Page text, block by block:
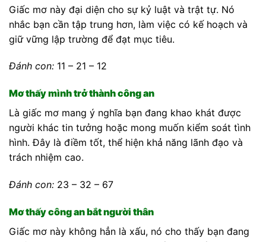
Giấc mơ này đại diện cho sự kỷ luật và trật tự. Nó
nhắc bạn cần tập trung hơn, làm việc có kế hoạch và
giữ vững lập trường để đạt mục tiêu.
Đánh con: 11 – 21 – 12
Mơ thấy mình trở thành công an
Là giấc mơ mang ý nghĩa bạn đang khao khát được
người khác tin tưởng hoặc mong muốn kiểm soát tình
hình. Đây là điềm tốt, thể hiện khả năng lãnh đạo và
trách nhiệm cao.
Đánh con: 23 – 32 – 67
Mơ thấy công an bắt người thân
Giấc mơ này không hẳn là xấu, nó cho thấy bạn đang